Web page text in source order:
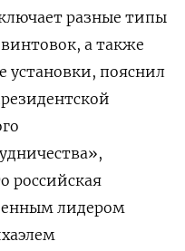
разные типы
а также
установки, пояснил
российская
лидером